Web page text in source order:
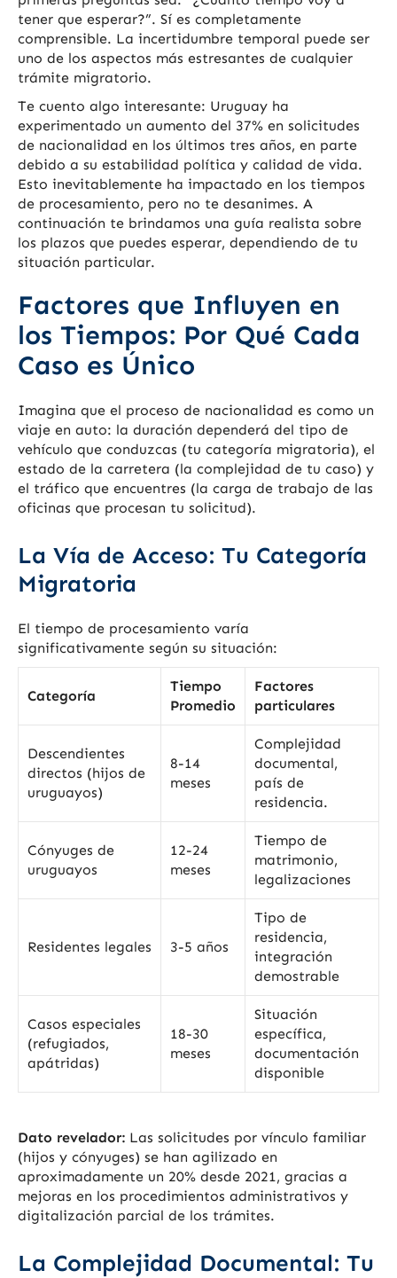
tener que esperar?”. Sí es completamente
comprensible. La incertidumbre temporal puede ser
uno de los aspectos más estresantes de cualquier
trámite migratorio.
Te cuento algo interesante: Uruguay ha
experimentado un aumento del 37% en solicitudes
de nacionalidad en los últimos tres años, en parte
debido a su estabilidad política y calidad de vida.
Esto inevitablemente ha impactado en los tiempos
de procesamiento, pero no te desanimes. A
continuación te brindamos una guía realista sobre
los plazos que puedes esperar, dependiendo de tu
situación particular.
Factores que Influyen en
los Tiempos: Por Qué Cada
Caso es Único
Imagina que el proceso de nacionalidad es como un
viaje en auto: la duración dependerá del tipo de
vehículo que conduzcas (tu categoría migratoria), el
estado de la carretera (la complejidad de tu caso) y
el tráfico que encuentres (la carga de trabajo de las
oficinas que procesan tu solicitud).
La Vía de Acceso: Tu Categoría
Migratoria
El tiempo de procesamiento varía
significativamente según su situación:
Categoría
Tiempo
Promedio
Factores
particulares
Descendientes
directos (hijos de
uruguayos)
8-14
meses
Complejidad
documental,
país de
residencia.
Cónyuges de
uruguayos
12-24
meses
Tiempo de
matrimonio,
legalizaciones
Residentes legales 3-5 años
Tipo de
residencia,
integración
demostrable
Casos especiales
(refugiados,
apátridas)
18-30
meses
Situación
específica,
documentación
disponible
Dato revelador: Las solicitudes por vínculo familiar
(hijos y cónyuges) se han agilizado en
aproximadamente un 20% desde 2021, gracias a
mejoras en los procedimientos administrativos y
digitalización parcial de los trámites.
La Complejidad Documental: Tu